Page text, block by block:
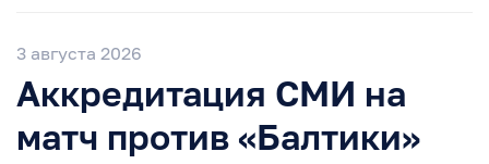
3 августа 2026
Аккредитация СМИ на
матч против «Балтики»